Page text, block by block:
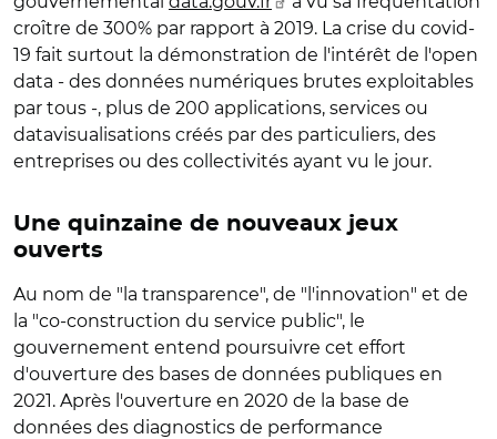
croître de 300% par rapport à 2019. La crise du covid-
19 fait surtout la démonstration de l'intérêt de l'open
data - des données numériques brutes exploitables
par tous -, plus de 200 applications, services ou
datavisualisations créés par des particuliers, des
entreprises ou des collectivités ayant vu le jour.
Une quinzaine de nouveaux jeux
ouverts
Au nom de "la transparence", de "l'innovation" et de
la "co-construction du service public", le
gouvernement entend poursuivre cet effort
d'ouverture des bases de données publiques en
2021. Après l'ouverture en 2020 de la base de
données des diagnostics de performance